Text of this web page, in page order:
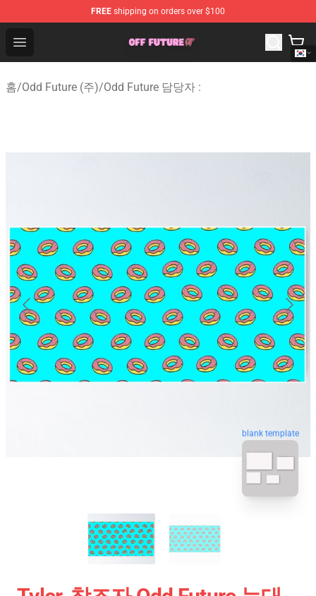
FREE shipping on orders over $100
Open menu
Odd Future Store - Official Odd Future Merchandise Shop
홈/Odd Future (주)/Odd Future 담당자 :
blank template